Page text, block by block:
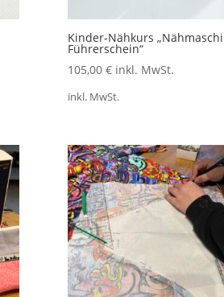
Kinder-Nähkurs
Führerschein“
105,00 € inkl. MwSt.
inkl. MwSt.